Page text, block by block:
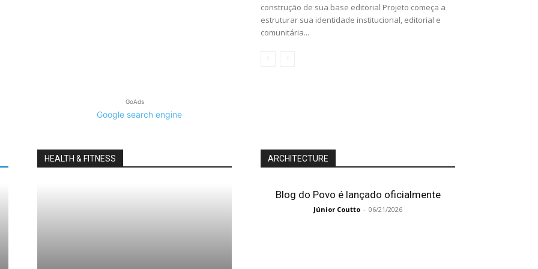
construção de sua base editorial Projeto começa a
estruturar sua identidade institucional, editorial e
comunitária...
GoAds
HEALTH & FITNESS ARCHITECTURE
Blog do Povo é lançado oficialmente
Júnior Coutto - 06/21/2026